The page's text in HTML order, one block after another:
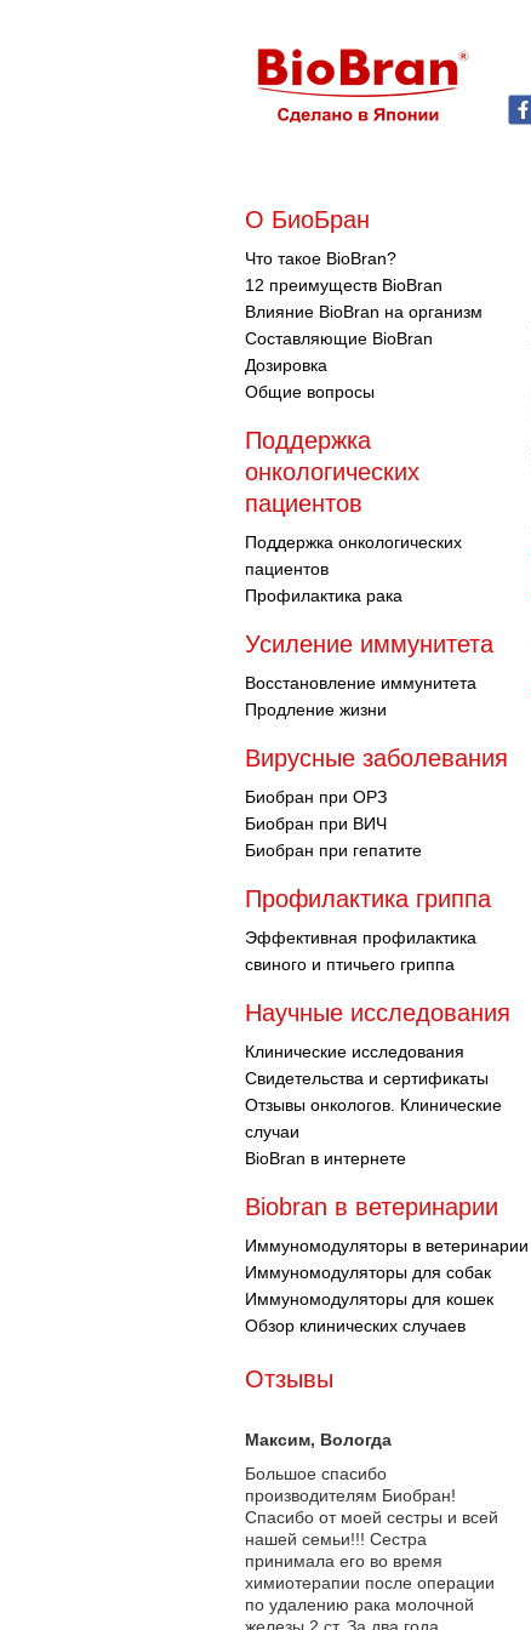
О БиоБран
Что такое BioBran?
12 преимуществ BioBran
Влияние BioBran на организм
Составляющие BioBran
Дозировка
Общие вопросы
Поддержка
онкологических
пациентов
Поддержка онкологических
пациентов
Профилактика рака
Усиление иммунитета
Восстановление иммунитета
Продление жизни
Вирусные заболевания
Биобран при ОРЗ
Биобран при ВИЧ
Биобран при гепатите
Профилактика гриппа
Эффективная профилактика
свиного и птичьего гриппа
Научные исследования
Клинические исследования
Свидетельства и сертификаты
Отзывы онкологов. Клинические
случаи
BioBran в интернете
Biobran в ветеринарии
Иммуномодуляторы в ветеринарии
Иммуномодуляторы для собак
Иммуномодуляторы для кошек
Обзор клинических случаев
Отзывы
Максим, Вологда
Большое спасибо
производителям Биобран!
Спасибо от моей сестры и всей
нашей семьи!!! Сестра
принимала его во время
химиотерапии после операции
по удалению рака молочной